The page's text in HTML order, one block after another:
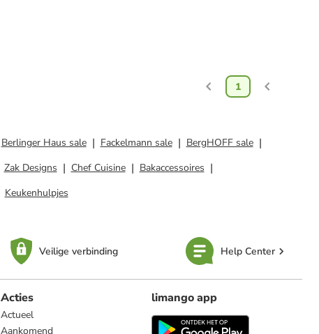
1
Berlinger Haus sale Fackelmann sale
BergHOFF sale
Zak Designs Chef Cuisine
Bakaccessoires
Keukenhulpjes
Veilige verbinding Help Center
Acties
Actueel
Aankomend
limango app